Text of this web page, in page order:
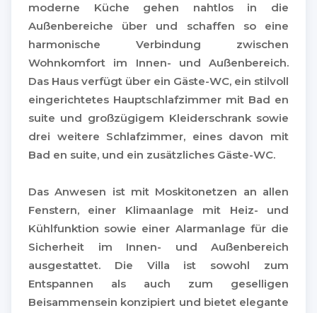
moderne Küche gehen nahtlos in die
Außenbereiche über und schaffen so eine
harmonische Verbindung zwischen
Wohnkomfort im Innen- und Außenbereich.
Das Haus verfügt über ein Gäste-WC, ein stilvoll
eingerichtetes Hauptschlafzimmer mit Bad en
suite und großzügigem Kleiderschrank sowie
drei weitere Schlafzimmer, eines davon mit
Bad en suite, und ein zusätzliches Gäste-WC.
Das Anwesen ist mit Moskitonetzen an allen
Fenstern, einer Klimaanlage mit Heiz- und
Kühlfunktion sowie einer Alarmanlage für die
Sicherheit im Innen- und Außenbereich
ausgestattet. Die Villa ist sowohl zum
Entspannen als auch zum geselligen
Beisammensein konzipiert und bietet elegante